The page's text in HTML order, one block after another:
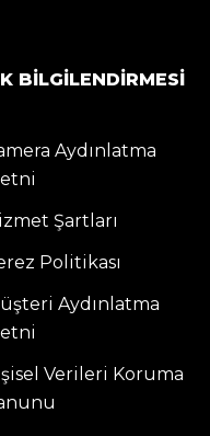
BILGILENDIRMESI
Aydınlatma
Şartları
Politikası
Aydınlatma
Verileri Koruma